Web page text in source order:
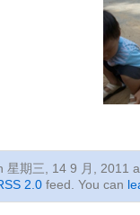
星期三, 14 9 月, 2011
2.0feed. You can